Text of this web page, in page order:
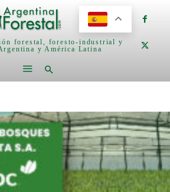
forestal, foresto-industrial y
y América Latina